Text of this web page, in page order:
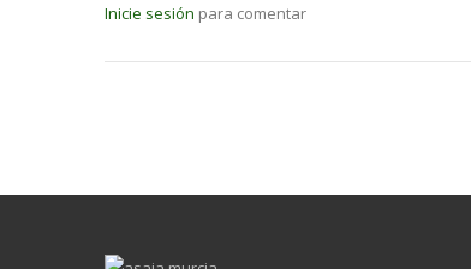
Inicie sesión para comentar